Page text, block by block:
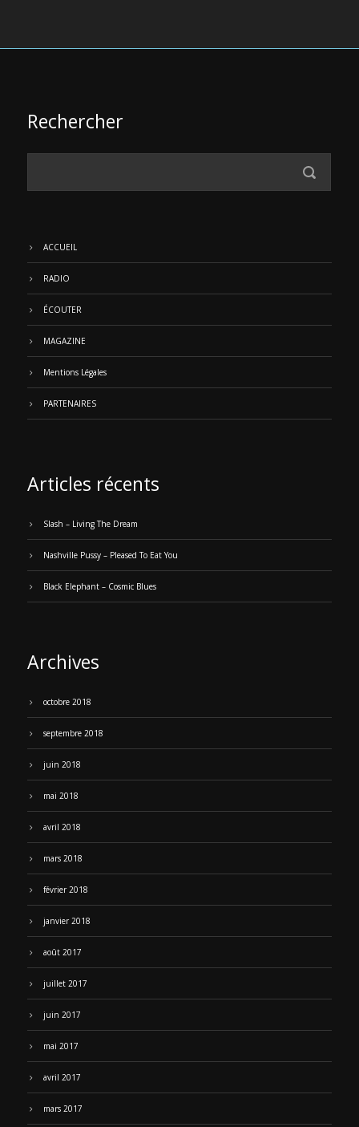
Rechercher
ACCUEIL
RADIO
ÉCOUTER
MAGAZINE
Mentions Légales
PARTENAIRES
Articles récents
Slash – Living The Dream
Nashville Pussy – Pleased To Eat You
Black Elephant – Cosmic Blues
Archives
octobre 2018
septembre 2018
juin 2018
mai 2018
avril 2018
mars 2018
février 2018
janvier 2018
août 2017
juillet 2017
juin 2017
mai 2017
avril 2017
mars 2017